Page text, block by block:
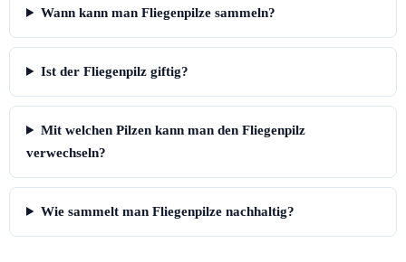
Wann kann man Fliegenpilze sammeln?
Ist der Fliegenpilz giftig?
Mit welchen Pilzen kann man den Fliegenpilz
verwechseln?
Wie sammelt man Fliegenpilze nachhaltig?